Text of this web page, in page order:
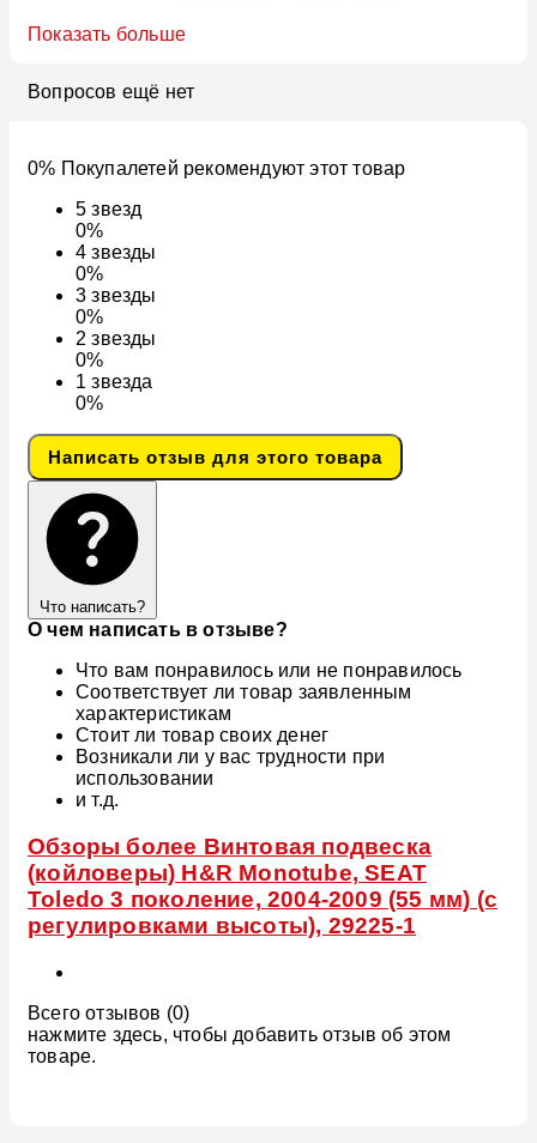
Показать больше
Вопросов ещё нет
0% Покупалетей рекомендуют этот товар
5звезд
0%
4звезды
0%
3звезды
0%
2звезды
0%
1звезда
0%
Написать отзыв для этого товара
Что написать?
О чем написать в отзыве?
Что вам понравилось или не понравилось
Соответствует ли товар заявленным
характеристикам
Стоит ли товар своих денег
Возникали ли у вас трудности при
использовании
и т.д.
Обзоры более Винтовая подвеска
(койловеры) H&R Monotube, SEAT
Toledo 3 поколение, 2004-2009 (55 мм) (с
регулировками высоты), 29225-1
Всего отзывов (0)
нажмите здесь, чтобы добавить отзыв об этом
товаре.